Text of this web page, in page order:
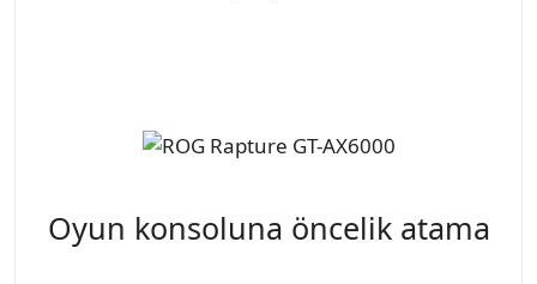
Oyun konsoluna öncelik atama